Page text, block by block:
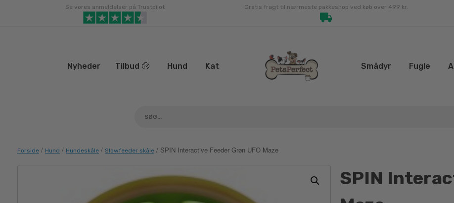
Se vores anmeldelser på Trustpilot Gratis fragt til nærmeste pakkeshop ved køb over 499 kr.
Nyheder Tilbud 🤑 Hund Kat Smådyr Fugle
Forside / Hund / Hundeskåle / Slowfeeder skåle / SPIN Interactive Feeder Grøn UFO Maze
SPIN